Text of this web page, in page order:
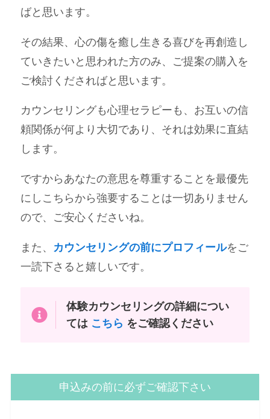
ばと思います。
その結果、心の傷を癒し生きる喜びを再創造し
ていきたいと思われた方のみ、ご提案の購入を
ご検討くださればと思います。
カウンセリングも心理セラピーも、お互いの信
頼関係が何より大切であり、それは効果に直結
します。
ですからあなたの意思を尊重することを最優先
にしこちらから強要することは一切ありません
ので、ご安心くださいね。
また、 カウンセリングの前にプロフィールをご
一読下さると嬉しいです。
体験カウンセリングの詳細につい
ては こちら をご確認ください
申込みの前に必ずご確認下さい